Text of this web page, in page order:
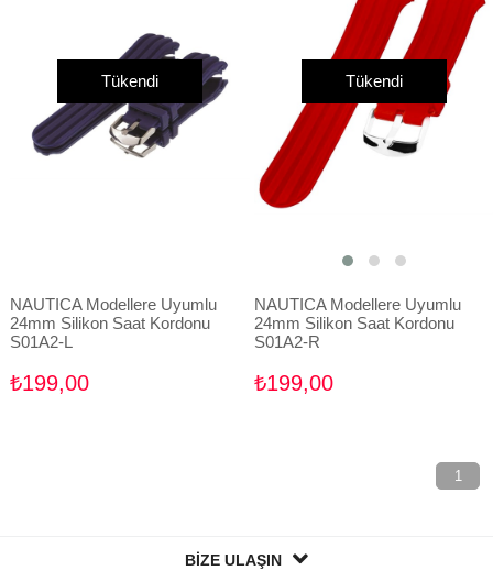
Tükendi
NAUTICA Modellere Uyumlu
24mm Silikon Saat Kordonu
S01A2-L
₺199,00
Tükendi
NAUTICA Modellere Uyumlu
24mm Silikon Saat Kordonu
S01A2-R
₺199,00
1
BİZE ULAŞIN